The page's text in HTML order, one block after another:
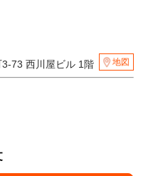
73 西川屋ビル 1階
地図